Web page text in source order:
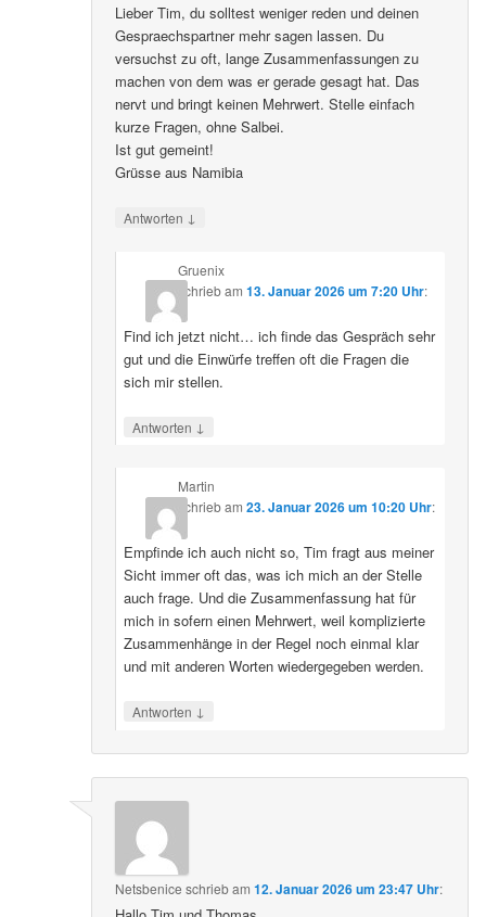
Lieber Tim, du solltest weniger reden und deinen
Gespraechspartner mehr sagen lassen. Du
versuchst zu oft, lange Zusammenfassungen zu
machen von dem was er gerade gesagt hat. Das
nervt und bringt keinen Mehrwert. Stelle einfach
kurze Fragen, ohne Salbei.
Ist gut gemeint!
Grüsse aus Namibia
Antworten ↓
Gruenix
schriebam 13. Januar 2026 um 7:20 Uhr:
Find ich jetzt nicht… ich finde das Gespräch sehr
gut und die Einwürfe treffen oft die Fragen die
sich mir stellen.
Antworten ↓
Martin
schriebam 23. Januar 2026 um 10:20 Uhr:
Empfinde ich auch nicht so, Tim fragt aus meiner
Sicht immer oft das, was ich mich an der Stelle
auch frage. Und die Zusammenfassung hat für
mich in sofern einen Mehrwert, weil komplizierte
Zusammenhänge in der Regel noch einmal klar
und mit anderen Worten wiedergegeben werden.
Antworten ↓
Netsbenice schriebam12. Januar 2026 um 23:47 Uhr: